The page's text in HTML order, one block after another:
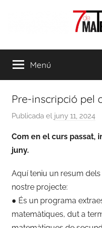
7demates
aprendre,
transmetre,
sorprendre
Menú
Pre-inscripció pel
Publicada el juny 11, 2024
n
Com en el curs passat,
juny.
Aquí teniu un resum
nostre projecte:
● És un programa
matemàtiques, dut a